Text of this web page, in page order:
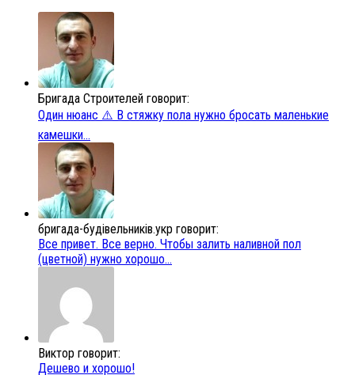
Бригада Строителей говорит:
Один нюанс ⚠️ В стяжку пола нужно бросать маленькие
камешки...
бригада-будівельників.укр говорит:
Все привет. Все верно. Чтобы залить наливной пол
(цветной) нужно хорошо...
Виктор говорит:
Дешево и хорошо!